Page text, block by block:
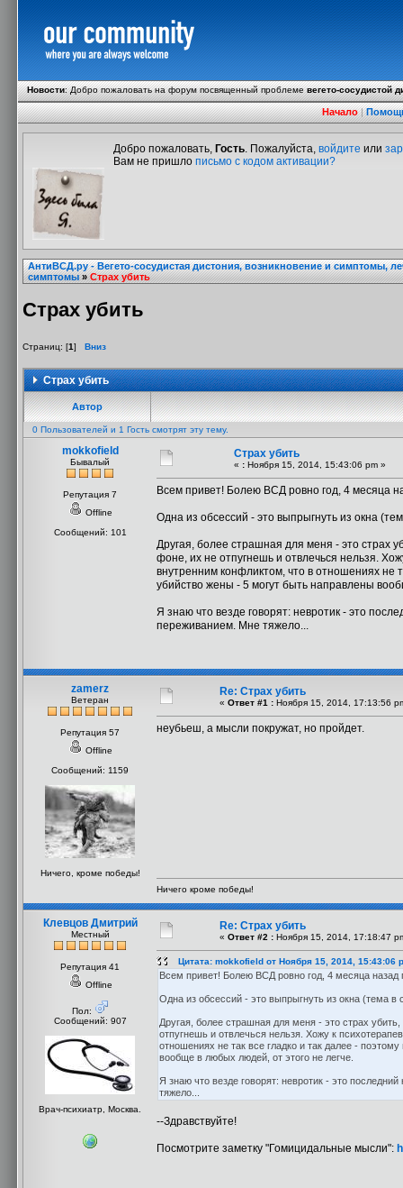
Новости:Добро пожаловать на форум посвященный проблемевегето-сосудистой
Начало|
Добро пожаловать, Гость. Пожалуйста, войдите или
Вам не пришло письмо с кодом активации?
АнтиВСД.ру - Вегето-сосудистая дистония, возникновение и симптомы,
симптомы»Страх убить
Страх убить
Страниц: [1] Вниз
Страх убить
Автор
0 Пользователей и 1 Гость смотрят эту тему.
mokkofield
Бывалый
Репутация 7
Offline
Сообщений: 101
Страх убить
« : Ноября 15, 2014, 15:43:06 pm »
Всем привет! Болею ВСД ровно год, 4 месяца
Одна из обсессий - это выпрыгнуть из окна
Другая, более страшная для меня - это страх
фоне, их не отпугнешь и отвлечься нельзя.
внутренним конфликтом, что в отношениях не
убийство жены - 5 могут быть направлены
Я знаю что везде говорят: невротик - это
переживанием. Мне тяжело...
zamerz
Ветеран
Репутация 57
Offline
Сообщений: 1159
Ничего, кроме победы!
Re: Страх убить
« Ответ #1 : Ноября 15, 2014, 17:13:56
неубьеш, а мысли покружат, но пройдет.
Ничего кроме победы!
Клевцов Дмитрий
Местный
Репутация 41
Offline
Пол:
Сообщений: 907
Врач-психиатр, Москва.
Re: Страх убить
« Ответ #2 : Ноября 15, 2014, 17:18:47
Цитата: mokkofield от Ноября 15, 2014, 15:43:06
Всем привет! Болею ВСД ровно год, 4 месяца
Одна из обсессий - это выпрыгнуть из окна (тема в
Другая, более страшная для меня - это страх
отпугнешь и отвлечься нельзя. Хожу к
отношениях не так все гладко и так далее -
вообще в любых людей, от этого не легче.
Я знаю что везде говорят: невротик - это
тяжело...
--Здравствуйте!
Посмотрите заметку "Гомицидальные мысли":